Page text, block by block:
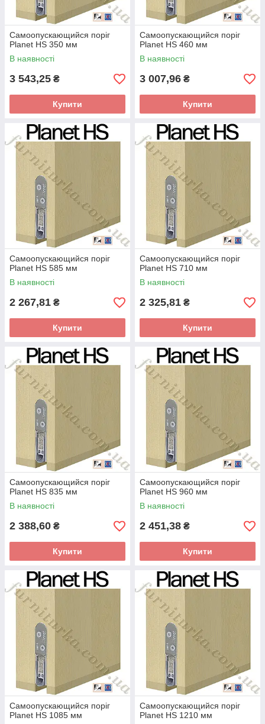
Самоопускающийся поріг
Planet HS 350 мм
В наявності
3 543,25 ₴
Купити
Самоопускающийся поріг
Planet HS 460 мм
В наявності
3 007,96 ₴
Купити
Самоопускающийся поріг
Planet HS 585 мм
В наявності
2 267,81 ₴
Купити
Самоопускающийся поріг
Planet HS 710 мм
В наявності
2 325,81 ₴
Купити
Самоопускающийся поріг
Planet HS 835 мм
В наявності
2 388,60 ₴
Купити
Самоопускающийся поріг
Planet HS 960 мм
В наявності
2 451,38 ₴
Купити
Самоопускающийся поріг
Planet HS 1085 мм
Самоопускающийся поріг
Planet HS 1210 мм